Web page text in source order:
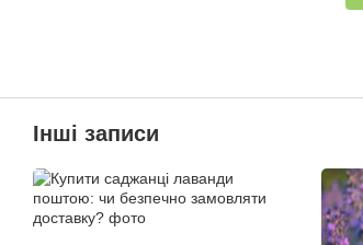
Інші записи